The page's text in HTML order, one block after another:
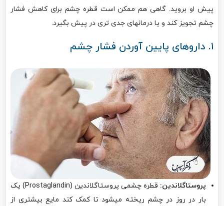
پیش او بروید. گاهی هم ممکن است قطره چشم برای کاهش فشار
چشم تجویز کند و یا درمانهای جدی تری در پیش بگیرد.
۱. داروهای پایین آوردن فشار چشم
پروستاگلاندین:
قطره چشمی پروستاگلاندین (Prostaglandin) یک
بار در روز در چشم ریخته میشود تا کمک کند مایع بیشتری از